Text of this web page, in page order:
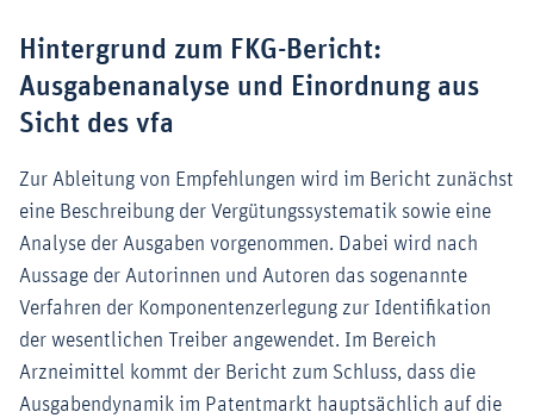
Hintergrund zum FKG-Bericht:
Ausgabenanalyse und Einordnung aus
Sicht des vfa
Zur Ableitung von Empfehlungen wird im Bericht zunächst
eine Beschreibung der Vergütungssystematik sowie eine
Analyse der Ausgaben vorgenommen. Dabei wird nach
Aussage der Autorinnen und Autoren das sogenannte
Verfahren der Komponentenzerlegung zur Identifikation
der wesentlichen Treiber angewendet. Im Bereich
Arzneimittel kommt der Bericht zum Schluss, dass die
Ausgabendynamik im Patentmarkt hauptsächlich auf die